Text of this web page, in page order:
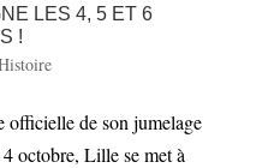
LES 4, 5 ET 6
!
officielle de son jumelage
octobre, Lille se met à